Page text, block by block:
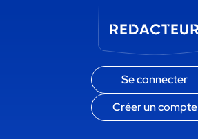
Se connecter
Créer un compte